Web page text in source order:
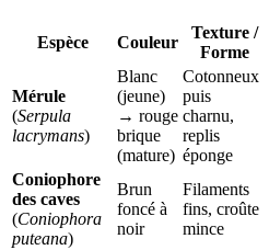
Espèce Couleur
Texture /
Forme
Mérule
(Serpula
lacrymans)
Blanc
(jeune)
→ rouge
brique
(mature)
Cotonneux
puis
charnu,
replis
éponge
Coniophore
des caves
(Coniophora
puteana)
Brun
foncé à
noir
Filaments
fins, croûte
mince